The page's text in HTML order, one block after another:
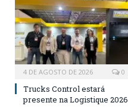
4 DE AGOSTO DE 2026 0
Trucks Control estará
presente na Logistique 2026